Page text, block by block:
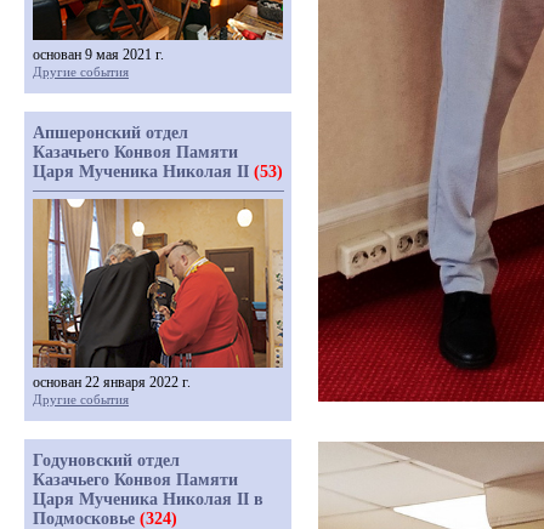
основан 9 мая 2021 г.
Другие события
Апшеронский отдел
Казачьего Конвоя Памяти
Царя Мученика Николая II (53)
основан 22 января 2022 г.
Другие события
Годуновский отдел
Казачьего Конвоя Памяти
Царя Мученика Николая II в
Подмосковье (324)